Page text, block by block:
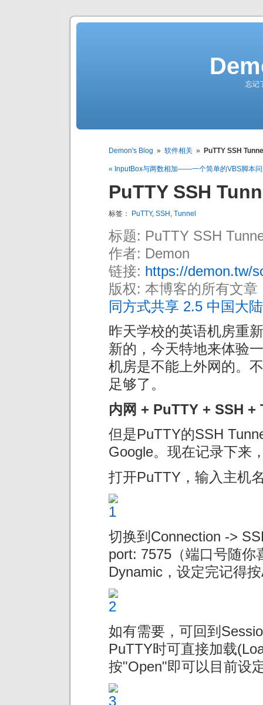
忘记
Demon's Blog » 软件相关 » PuTTY SSH
« InputBox与两数相加——一个简单的VBS脚本
PuTTY SSH
标签： PuTTY, SSH , Tunnel
标题: PuTTY SSH
作者: Demon
链接: https://demon.tw/
版权: 本博客的所有文章
同方式共享 2.5 中国大陆
昨天学校的英语机房重
新的，今天特地来体验
机房是不能上外网的。
足够了。
内网 + PuTTY + SSH +
但是PuTTY的SSH
Google。现在记录下来
打开PuTTY，输入主机
切换到Connection ->
port: 7575（端口号随你
Dynamic，设定完记得
如有需要，可回到
PuTTY时可直接加载
按"Open"即可以目前设